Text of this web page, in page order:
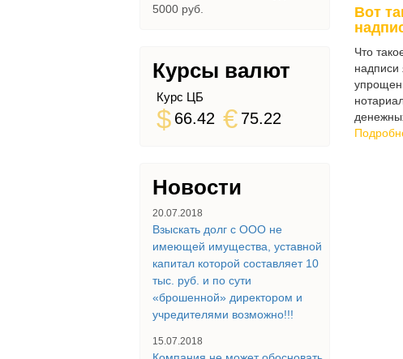
Вот
Что
надписи
5000 руб.
Курсы валют
Курс ЦБ
$ 66.42 € 75.22
Новости
20.07.2018
Взыскать долг с ООО не
имеющей имущества, уставной
капитал которой составляет 10
тыс. руб. и по сути
«брошенной» директором и
учредителями возможно!!!
15.07.2018